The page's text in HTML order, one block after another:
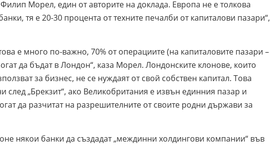
Морел, един от авторите на доклада. Европа не е толкова
тя е 20-30 процента от техните печалби от капиталови пазари“,
е много по-важно, 70% от операциите (на капиталовите пазари –
да бъдат в Лондон“, каза Морел. Лондонските клонове, които
за бизнес, не се нуждаят от свой собствен капитал. Това
„Брекзит“, ако Великобритания е извън единния пазар и
да разчитат на разрешителните от своите родни държави за
някои банки да създадат „междинни холдингови компании“ във